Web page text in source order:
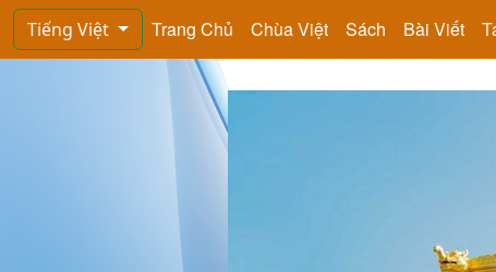
Tiếng Việt Trang Chủ Chùa Việt Sách Bài Viết